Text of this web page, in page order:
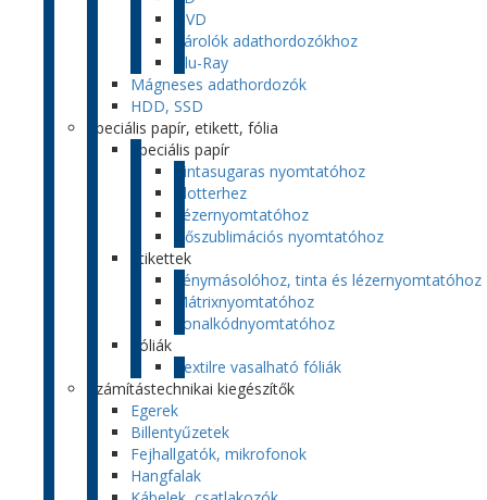
DVD
Tárolók adathordozókhoz
Blu-Ray
Mágneses adathordozók
HDD, SSD
Speciális papír, etikett, fólia
Speciális papír
Tintasugaras nyomtatóhoz
Plotterhez
Lézernyomtatóhoz
Hőszublimációs nyomtatóhoz
Etikettek
Fénymásolóhoz, tinta és lézernyomtatóhoz
Mátrixnyomtatóhoz
Vonalkódnyomtatóhoz
Fóliák
Textilre vasalható fóliák
Számítástechnikai kiegészítők
Egerek
Billentyűzetek
Fejhallgatók, mikrofonok
Hangfalak